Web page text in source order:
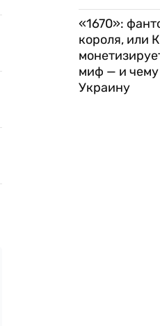
«1670»:
короля, или
миф — и чему
Украину